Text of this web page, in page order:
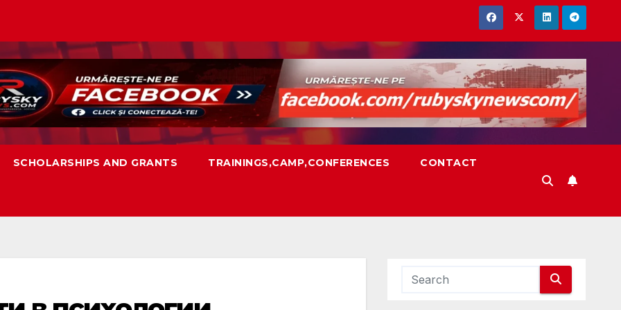
SCHOLARSHIPS AND GRANTS TRAININGS,CAMP,CONFERENCES CONTACT